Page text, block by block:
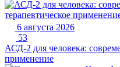
6 августа 2026
53
АСД-2 для человека:
применение